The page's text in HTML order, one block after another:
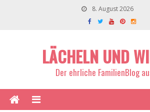
8. August 2026
LÄCHELN UND
Der ehrliche FamilienBlog